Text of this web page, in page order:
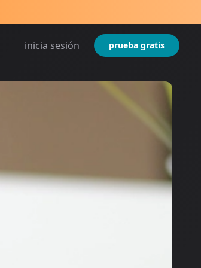
inicia sesión prueba gratis